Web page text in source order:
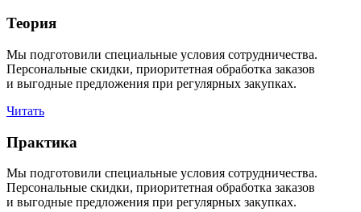
Теория
Мы подготовили специальные условия сотрудничества.
Персональные скидки, приоритетная обработка заказов
и выгодные предложения при регулярных закупках.
Читать
Практика
Мы подготовили специальные условия сотрудничества.
Персональные скидки, приоритетная обработка заказов
и выгодные предложения при регулярных закупках.